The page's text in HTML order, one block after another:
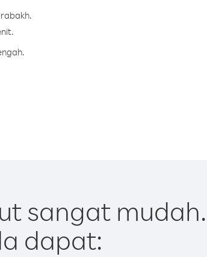
sangat mudah.
dapat: